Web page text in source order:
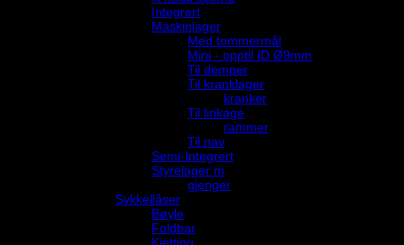
Integrert
Maskinlager
Med tommermål
Mini - opptil ID Ø9mm
Til demper
Til kranklager
kranker
Til linkage
rammer
Til nav
Semi-Integrert
Styrelager m
gjenger
Sykkellåser
Bøyle
Foldbar